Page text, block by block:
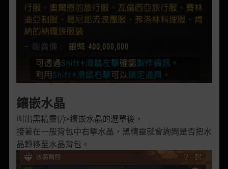
鑲嵌水晶
叫出黑精靈(/)>鑲嵌水晶的選單後，
接著在一般背包中右擊水晶，黑精靈就會詢問是否把水
晶轉移至水晶背包。